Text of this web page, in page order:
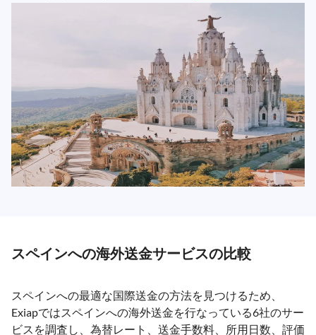
スペインへの海外送金サービスの比較
スペインへの最適な国際送金の方法を見つけるため、
Exiapではスペインへの海外送金を行なっている6社のサー
ビスを調査し、為替レート、送金手数料、所用日数、評価